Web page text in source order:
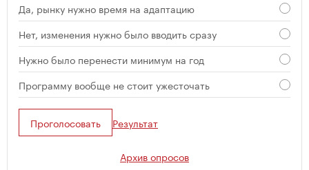
Да, рынку нужно время на адаптацию
Нет, изменения нужно было вводить сразу
Нужно было перенести минимум на год
Программу вообще не стоит ужесточать
Проголосовать Результат
Архив опросов